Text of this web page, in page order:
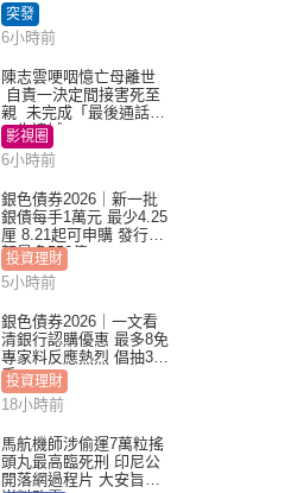
突發
6小時前
陳志雲哽咽憶亡母離世
自責一決定間接害死至
親 未完成「最後通話」
一生遺憾
影視圈
6小時前
銀色債券2026｜新一批
銀債每手1萬元 最少4.25
厘 8.21起可申購 發行金
額最多550億
投資理財
5小時前
銀色債券2026｜一文看
清銀行認購優惠 最多8免
專家料反應熱烈 倡抽30
手
投資理財
18小時前
馬航機師涉偷運7萬粒搖
頭丸最高臨死刑 印尼公
開落網過程片 大安旨意